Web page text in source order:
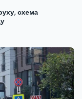
схема